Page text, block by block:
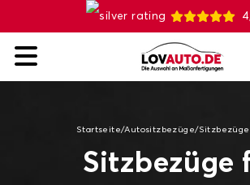
Startseite/Autositzbezüge/
Sitzbezüge